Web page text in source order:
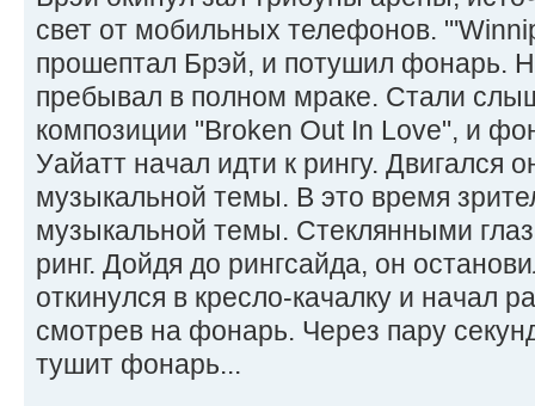
свет от мобильных телефонов.
прошептал Брэй, и потушил фонарь.
пребывал в полном мраке. Стали
композиции "Broken Out In Love", и
Уайатт начал идти к рингу. Двигался
музыкальной темы. В это время
музыкальной темы. Стеклянными
ринг. Дойдя до рингсайда, он
откинулся в кресло-качалку и начал
смотрев на фонарь. Через пару
тушит фонарь...